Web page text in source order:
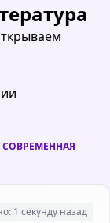
СОВРЕМЕННАЯ
1 секунду назад